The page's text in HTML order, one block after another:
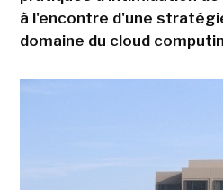
à l'encontre d'une
domaine du cloud